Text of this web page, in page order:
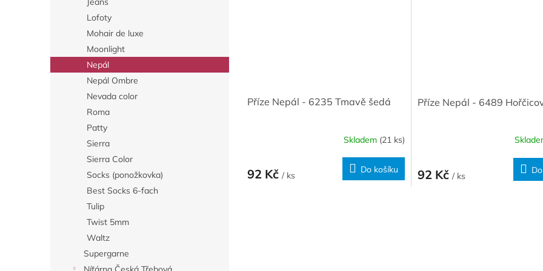
Lofoty
Mohair de luxe
Moonlight
Nepál
Nepál Ombre
Nevada color
Roma
Patty
Sierra
Sierra Color
Socks (ponožkovka)
Best Socks 6-fach
Tulip
Twist 5mm
Waltz
Supergarne
Příze Nepál - 6235 Tmavě šedá
Skladem (21 ks)
92 Kč / ks
Do košíku
Příze Nepál - 6489
92 Kč / ks